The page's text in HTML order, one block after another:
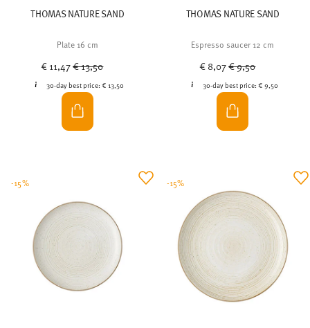
THOMAS NATURE SAND
Plate 16 cm
€ 11,47Price reduced from
€ 13,50
30-day best price: € 13,50
THOMAS NATURE SAND
Espresso saucer 12 cm
€ 8,07Price reduced from
€ 9,50
30-day best price: € 9,50
-15% -15%